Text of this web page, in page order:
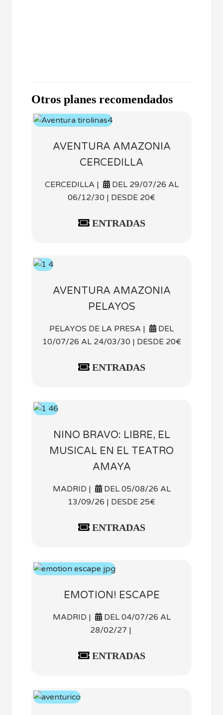
Otros planes recomendados
AVENTURA AMAZONIA
CERCEDILLA
CERCEDILLA |
DEL 29/07/26 AL
06/12/30 | DESDE 20€
ENTRADAS
AVENTURA AMAZONIA
PELAYOS
PELAYOS DE LA PRESA |
DEL
10/07/26 AL 24/03/30 | DESDE 20€
ENTRADAS
NINO BRAVO: LIBRE, EL
MUSICAL EN EL TEATRO
AMAYA
MADRID |
DEL 05/08/26 AL
13/09/26 | DESDE 25€
ENTRADAS
EMOTION! ESCAPE
MADRID |
DEL 04/07/26 AL
28/02/27 |
ENTRADAS